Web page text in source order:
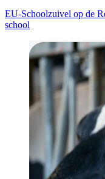
EU-Schoolzuivel op de
school